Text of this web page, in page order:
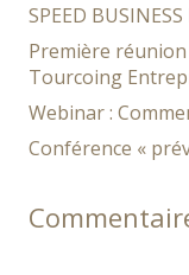
SPEED
Première
Tourcoing
Webinar :
Conférence «